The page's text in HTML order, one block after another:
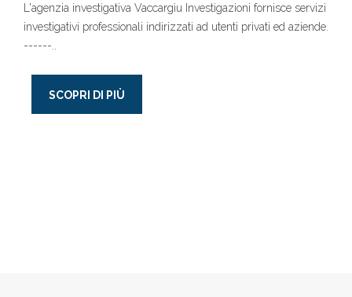
L'agenzia investigativa Vaccargiu Investigazioni fornisce servizi
investigativi professionali indirizzati ad utenti privati ed aziende.
------..
SCOPRI DI PIÙ